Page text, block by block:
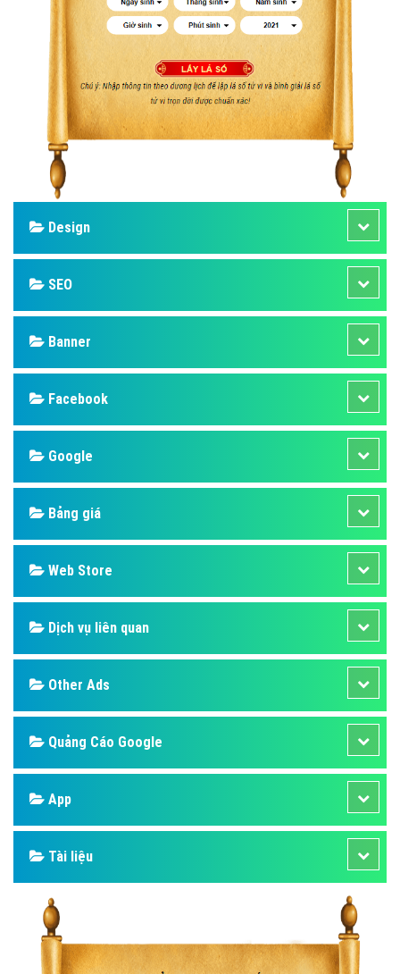
Design
SEO
Banner
Facebook
Google
Bảng giá
Web Store
Dịch vụ liên quan
Other Ads
Quảng Cáo Google
App
Tài liệu